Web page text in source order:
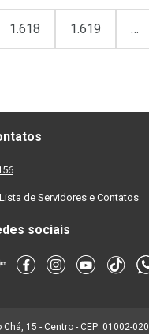
1.618 1.619 …
Lista de Servidores e Contatos
sociais
15 - Centro - CEP: 01002-020